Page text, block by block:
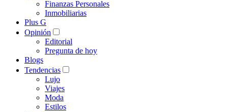
Finanzas Personales
Inmobiliarias
Plus G
Opinión
Editorial
Pregunta de hoy
Blogs
Tendencias
Lujo
Viajes
Moda
Estilos